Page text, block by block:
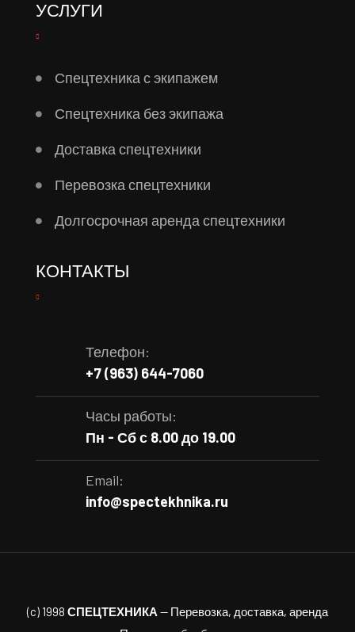
УСЛУГИ
Спецтехника с экипажем
Спецтехника без экипажа
Доставка спецтехники
Перевозка спецтехники
Долгосрочная аренда спецтехники
КОНТАКТЫ
Телефон:
+7 (963) 644-7060
Часы работы:
Пн - Сб с 8.00 до 19.00
Email:
info@spectekhnika.ru
(c) 1998 СПЕЦТЕХНИКА — Перевозка, доставка, аренда